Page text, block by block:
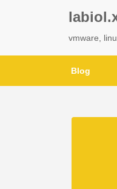
vmware,
Blog